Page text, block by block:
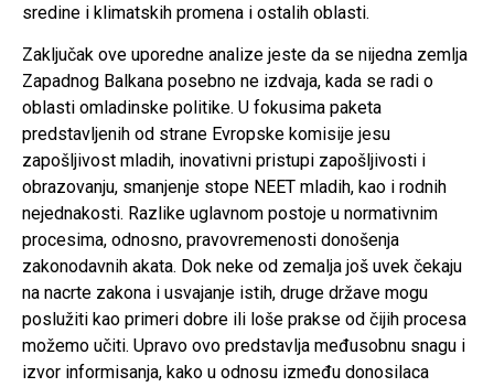
sredine i klimatskih promena i ostalih oblasti.
Zaključak ove uporedne analize jeste da se nijedna zemlja
Zapadnog Balkana posebno ne izdvaja, kada se radi o
oblasti omladinske politike. U fokusima paketa
predstavljenih od strane Evropske komisije jesu
zapošljivost mladih, inovativni pristupi zapošljivosti i
obrazovanju, smanjenje stope NEET mladih, kao i rodnih
nejednakosti. Razlike uglavnom postoje u normativnim
procesima, odnosno, pravovremenosti donošenja
zakonodavnih akata. Dok neke od zemalja još uvek čekaju
na nacrte zakona i usvajanje istih, druge države mogu
poslužiti kao primeri dobre ili loše prakse od čijih procesa
možemo učiti. Upravo ovo predstavlja međusobnu snagu i
izvor informisanja, kako u odnosu između donosilaca